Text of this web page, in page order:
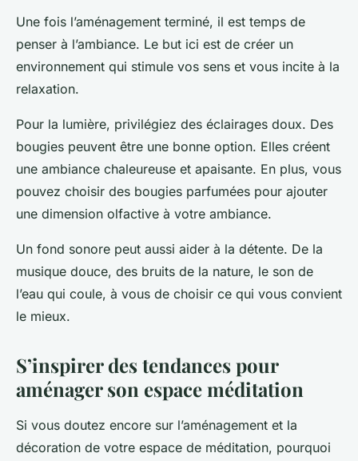
Une fois l’aménagement terminé, il est temps de
penser à l’ambiance. Le but ici est de créer un
environnement qui stimule vos sens et vous incite à la
relaxation.
Pour la lumière, privilégiez des éclairages doux. Des
bougies peuvent être une bonne option. Elles créent
une ambiance chaleureuse et apaisante. En plus, vous
pouvez choisir des bougies parfumées pour ajouter
une dimension olfactive à votre ambiance.
Un fond sonore peut aussi aider à la détente. De la
musique douce, des bruits de la nature, le son de
l’eau qui coule, à vous de choisir ce qui vous convient
le mieux.
S’inspirer des tendances pour
aménager son espace méditation
Si vous doutez encore sur l’aménagement et la
décoration de votre espace de méditation, pourquoi